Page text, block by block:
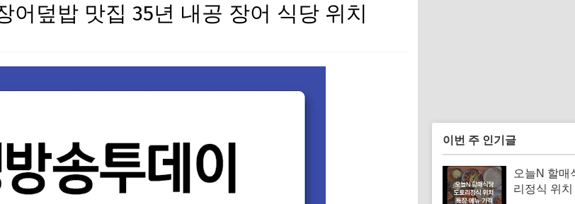
어덮밥 맛집 35년 내공 장어 식당 위치
이번 주 인기글
오늘N 할매
리정식 위